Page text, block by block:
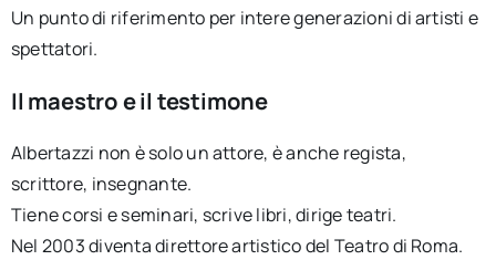
Un punto di riferimento per intere generazioni di artisti e
spettatori.
Il maestro e il testimone
Albertazzi non è solo un attore, è anche regista,
scrittore, insegnante.
Tiene corsi e seminari, scrive libri, dirige teatri.
Nel 2003 diventa direttore artistico del Teatro di Roma.